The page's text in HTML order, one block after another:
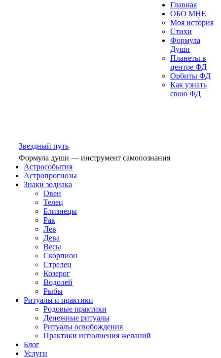
Звездный путь
Формула души — инструмент самопознания
Главная
ОБО МНЕ
Моя история
Стихи
Формула
Души
Планеты в
центре ФД
Орбиты ФД
Как узнать
свою ФД
Астрособытия
Астропрогнозы
Знаки зодиака
Овен
Телец
Близнецы
Рак
Лев
Дева
Весы
Скорпион
Стрелец
Козерог
Водолей
Рыбы
Ритуалы и практики
Родовые практики
Денежные ритуалы
Ритуалы освобождения
Практики исполнения желаний
Блог
Услуги